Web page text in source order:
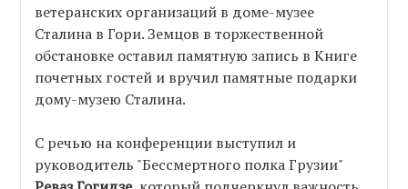
ветеранских организаций в доме-музее
Сталина в Гори. Земцов в торжественной
обстановке оставил памятную запись в Книге
почетных гостей и вручил памятные подарки
дому-музею Сталина.
С речью на конференции выступил и
руководитель "Бессмертного полка Грузии"